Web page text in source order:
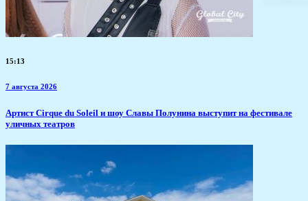
15:13
7 августа 2026
Артист Cirque du Soleil и шоу Славы Полунина выступит на фестивале
уличных театров